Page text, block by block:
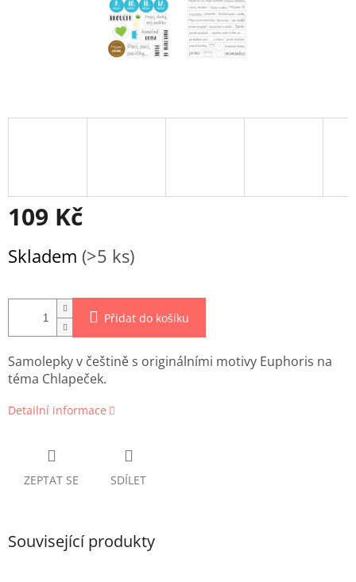
109 Kč
cena:
Skladem (>5 ks)
Přidat do košíku
Samolepky v češtině s originálními motivy Euphoris na
téma Chlapeček.
Detailní informace
ZEPTAT SE SDÍLET
Související produkty